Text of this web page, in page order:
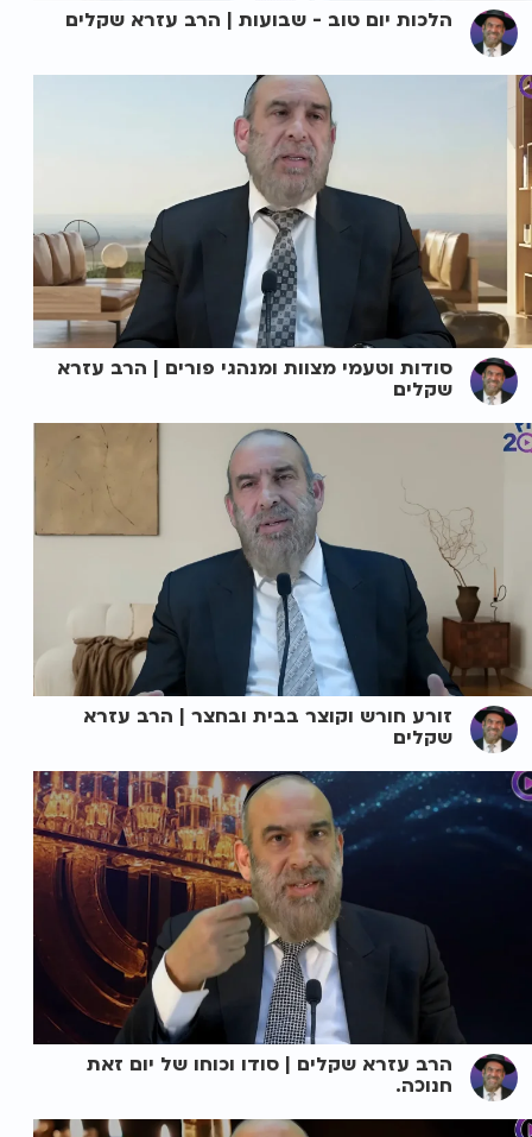
הלכות יום טוב - שבועות | הרב עזרא שקלים
סודות וטעמי מצוות ומנהגי פורים | הרב עזרא
שקלים
זורע חורש וקוצר בבית ובחצר | הרב עזרא
שקלים
הרב עזרא שקלים | סודו וכוחו של יום זאת
חנוכה.